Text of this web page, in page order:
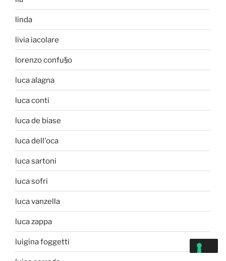
linda
livia iacolare
lorenzo confu§o
luca alagna
luca conti
luca de biase
luca dell'oca
luca sartoni
luca sofri
luca vanzella
luca zappa
luigina foggetti